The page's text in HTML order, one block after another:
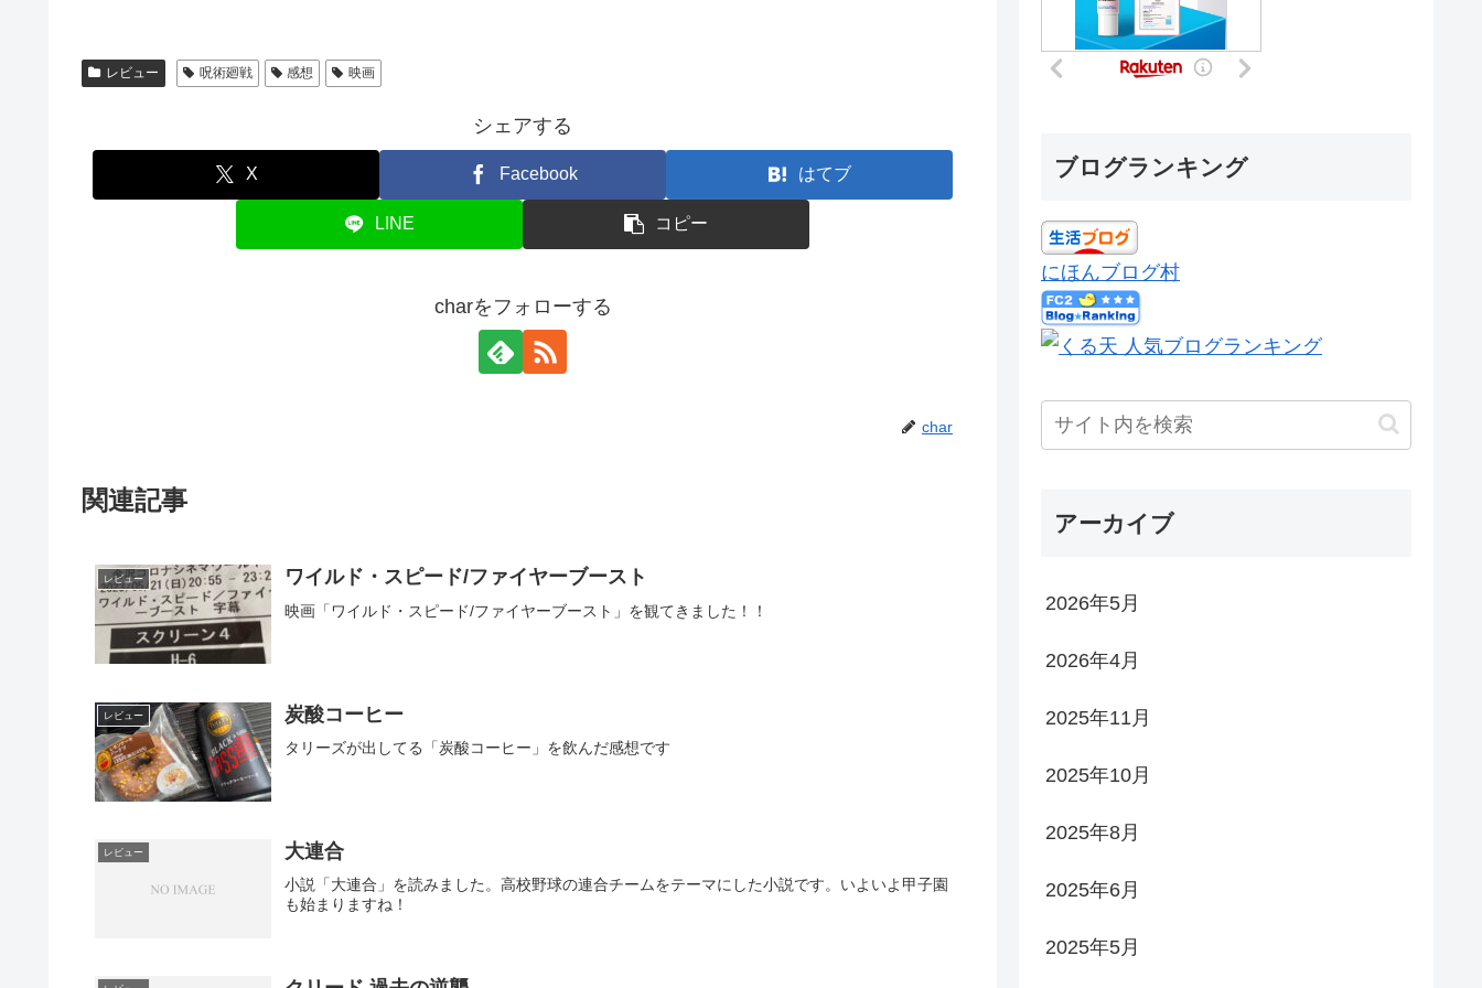
レビュー 呪術廻戦 感想 映画
シェアする
X Facebook はてブ
LINE コピー
charをフォローする
char
関連記事
レビュー ワイルド・スピード/ファイヤーブースト
映画「ワイルド・スピード/ファイヤーブースト」を観てきました！！
レビュー 炭酸コーヒー
タリーズが出してる「炭酸コーヒー」を飲んだ感想です
レビュー 大連合
小説「大連合」を読みました。高校野球の連合チームをテーマにした小説です。いよいよ甲子園
も始まりますね！
ブログランキング
にほんブログ村
アーカイブ
2026年5月
2026年4月
2025年11月
2025年10月
2025年8月
2025年6月
2025年5月